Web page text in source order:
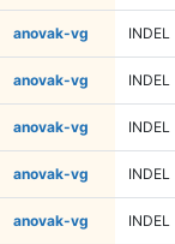
anovak-vg INDEL
anovak-vg INDEL
anovak-vg INDEL
anovak-vg INDEL
anovak-vg INDEL